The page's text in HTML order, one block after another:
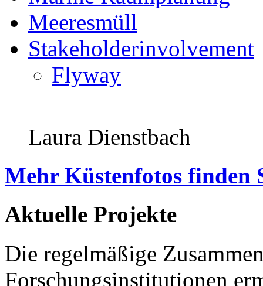
Meeresmüll
Stakeholderinvolvement
Flyway
Laura Dienstbach
Mehr Küstenfotos finden
Aktuelle Projekte
Die regelmäßige
Forschungsinstitutionen